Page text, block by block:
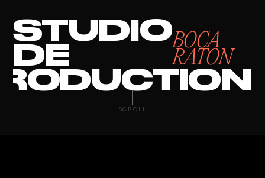
CORPORATE
STUDIO
DE BOCA
RATON
SCROLL